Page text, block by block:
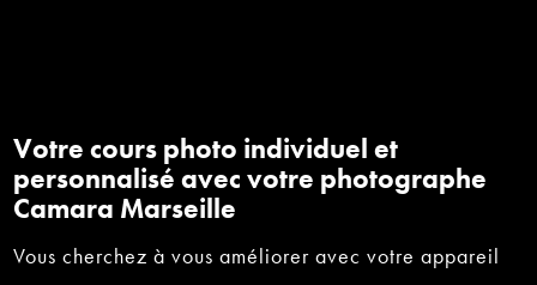
Votre cours photo individuel et
personnalisé avec votre photographe
Camara Marseille
Vous cherchez à vous améliorer avec votre appareil